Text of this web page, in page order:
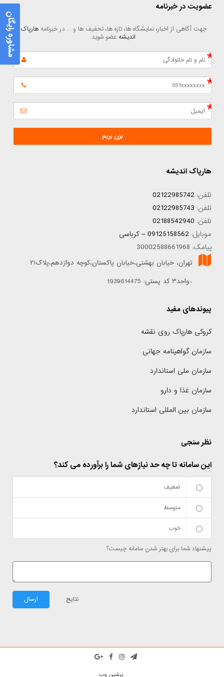
عضویت در خبرنامه
جهت آگاهی از اخبار، نمایشگاه ها، تازه ها، تخفیف ها و ... در خبرنامه
اندیشه عضو شوید.
بزن بریم
هارپاک اندیشه
تلفن: 02122985742
تلفن: 02122985743
تلفن: 02188542940
موبایل: 09125158562 – کرباسی
پیامک: 30002588661968
تهران، خیابان بهشتی،خیابان پاکستان،کوچه دوازدهم،پلاک۲۱
-واحد۳ کد پستی: 1939614475
پیوندهای مفید
کروکی هارپاک روی نقشه
سازمان گواهینامه جهانی
سازمان ملی استاندارد
سازمان غذا و دارو
سازمان بین المللی استاندارد
نظر سنجی
این سامانه تا چه حد نیازهای شما را برآورده می کند؟
ضعیف
متوسط
خوب
پیشنهاد شما برای بهتر شدن سامانه چیست؟
نتایج ارسال
پرشین وب
مشاوره رایگان